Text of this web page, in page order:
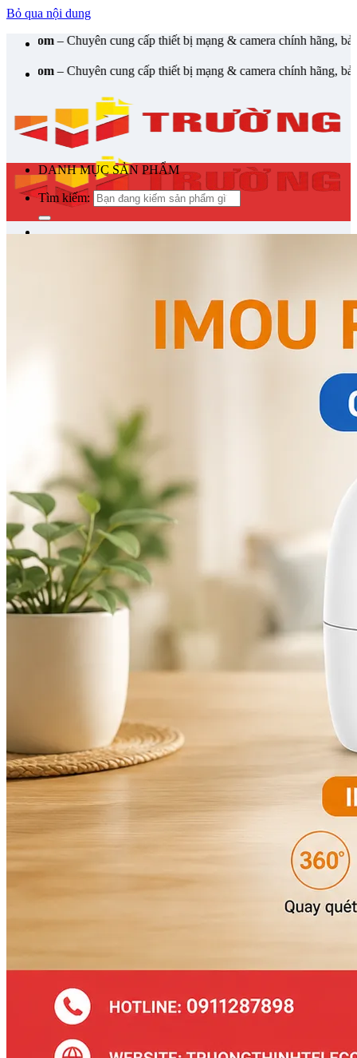
Bỏ qua nội dung
cung cấp thiết bị mạng & camera chính hãng, bảo hành , hỗ trợ
cung cấp thiết bị mạng & camera chính hãng, bảo hành , hỗ trợ
DANH MỤC SẢN PHẨM
Tìm kiếm: